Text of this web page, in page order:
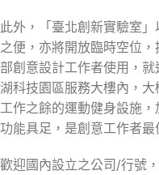
此外，「臺北創新實驗室
之便，亦將開放臨時空位
部創意設計工作者使用，
湖科技園區服務大樓內，
工作之餘的運動健身設施
功能具足，是創意工作者最
歡迎國內設立之公司/行號